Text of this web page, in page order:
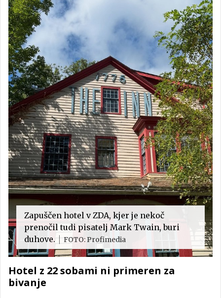
Zapuščen hotel v ZDA, kjer je nekoč
prenočil tudi pisatelj Mark Twain, buri
duhove.
FOTO: Profimedia
Hotel z 22 sobami ni primeren za
bivanje